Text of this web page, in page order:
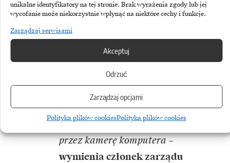
unikalne identyfikatory na tej stronie. Brak wyrażenia zgody lub jej
wycofanie może niekorzystnie wpłynąć na niektóre cechy i funkcje.
Zarządzaj serwisami
Akceptuj
Odrzuć
Zarządzaj opcjami
Polityka plików cookiesPolityka plików cookies
że minimalnie obniżona jest jakość
graficzna gry, natomiast znacznie
zwiększona jest jej wydajność,
do tego służy właśnie sztuczna
inteligencja. Sztuczna inteligencja
jest również wykorzystywana
np. w aplikacji Windows Hello
do rozpoznawania twarzy
przez kamerę komputera–
wymienia członek zarządu